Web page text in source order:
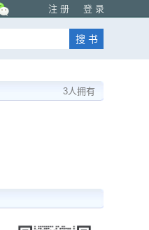
注 册 登 录
3人拥有